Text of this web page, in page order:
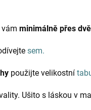
vám minimálně přes
sem.
použijte velikostní
Ušito s láskou v